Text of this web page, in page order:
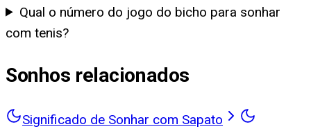
Qual o número do jogo do bicho para sonhar
com tenis?
Sonhos relacionados
Significado de Sonhar com Sapato